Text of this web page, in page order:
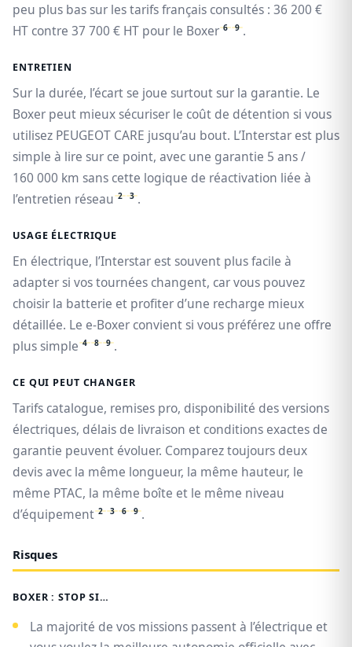
peu plus bas sur les tarifs français consultés : 36 200 €
HT contre 37 700 € HT pour le Boxer 6 9 .
ENTRETIEN
Sur la durée, l’écart se joue surtout sur la garantie. Le
Boxer peut mieux sécuriser le coût de détention si vous
utilisez PEUGEOT CARE jusqu’au bout. L’Interstar est plus
simple à lire sur ce point, avec une garantie 5 ans /
160 000 km sans cette logique de réactivation liée à
l’entretien réseau 2 3 .
USAGE ÉLECTRIQUE
En électrique, l’Interstar est souvent plus facile à
adapter si vos tournées changent, car vous pouvez
choisir la batterie et profiter d’une recharge mieux
détaillée. Le e-Boxer convient si vous préférez une offre
plus simple 4 8 9 .
CE QUI PEUT CHANGER
Tarifs catalogue, remises pro, disponibilité des versions
électriques, délais de livraison et conditions exactes de
garantie peuvent évoluer. Comparez toujours deux
devis avec la même longueur, la même hauteur, le
même PTAC, la même boîte et le même niveau
d’équipement 2 3 6 9 .
Risques
BOXER : STOP SI…
La majorité de vos missions passent à l’électrique et